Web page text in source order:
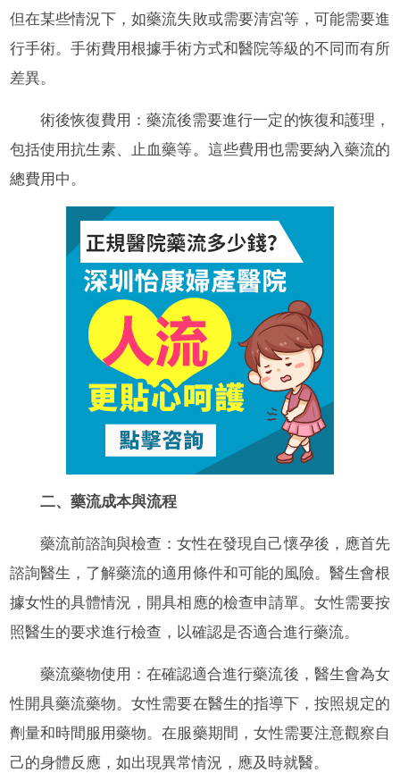
但在某些情況下，如藥流失敗或需要清宮等，可能需要進
行手術。手術費用根據手術方式和醫院等級的不同而有所
差異。
術後恢復費用：藥流後需要進行一定的恢復和護理，
包括使用抗生素、止血藥等。這些費用也需要納入藥流的
總費用中。
二、藥流成本與流程
藥流前諮詢與檢查：女性在發現自己懷孕後，應首先
諮詢醫生，了解藥流的適用條件和可能的風險。醫生會根
據女性的具體情況，開具相應的檢查申請單。女性需要按
照醫生的要求進行檢查，以確認是否適合進行藥流。
藥流藥物使用：在確認適合進行藥流後，醫生會為女
性開具藥流藥物。女性需要在醫生的指導下，按照規定的
劑量和時間服用藥物。在服藥期間，女性需要注意觀察自
己的身體反應，如出現異常情況，應及時就醫。